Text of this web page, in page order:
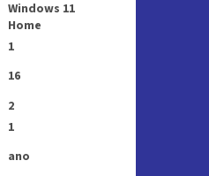
Windows 11
Home
1
16
2
1
ano